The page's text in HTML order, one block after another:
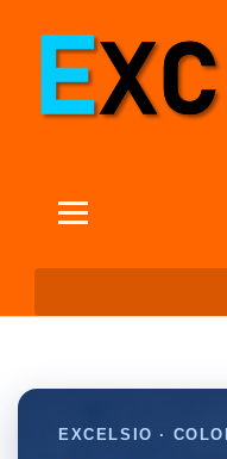
EXCELSIO ·